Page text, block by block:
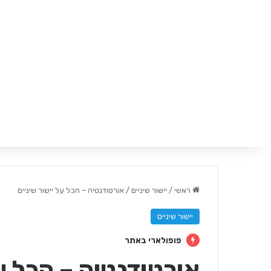
ראשי / יישור שיניים / אורטודנטיה – הכל על יישור שיניים
יישור שיניים
פופולארי באתר